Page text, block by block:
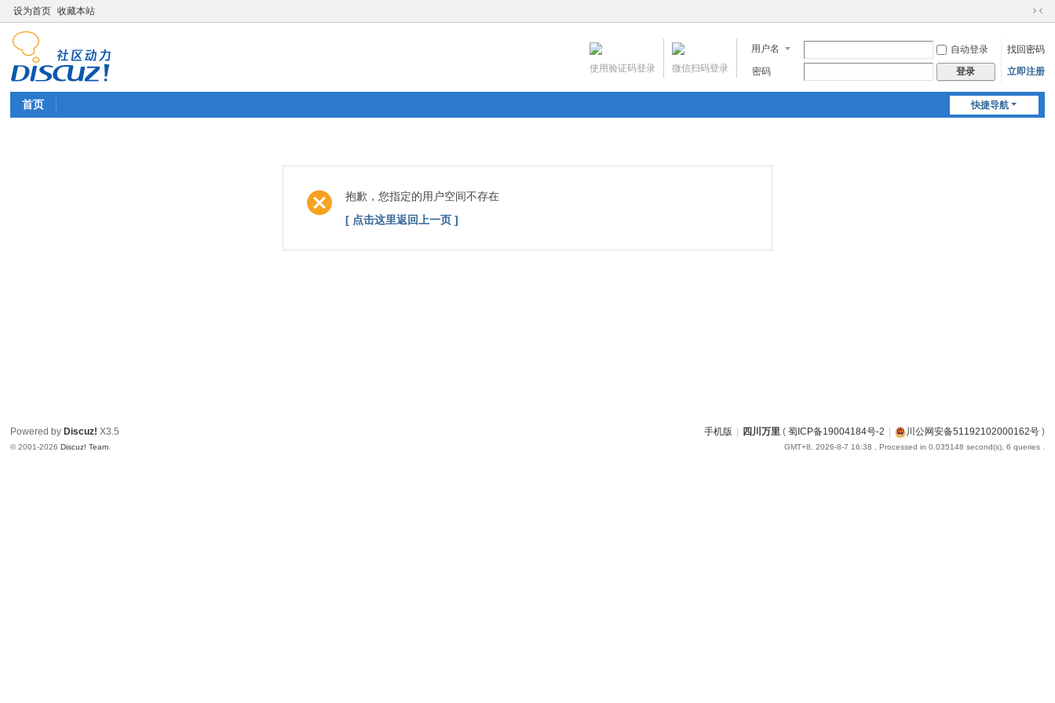
设为首页 收藏本站
切
到
窄
用户名 自动登录
找回密码
密码
登录 立即注册
微信扫码登录
使用验证码登录
快捷导航
首页
抱歉，您指定的用户空间不存在
[ 点击这里返回上一页 ]
手机版 四川万里( 蜀ICP备19004184号-2 川公网安备51192102000162号)
GMT+8, 2026-8-7 16:38 , Processed in 0.035148 second(s), 6 queries .
Powered by Discuz! X3.5
© 2001-2026Discuz! Team